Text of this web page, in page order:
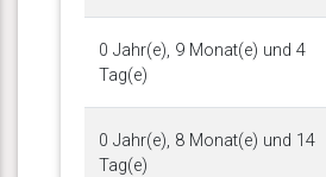
0 Jahr(e), 9 Monat(e) und 4
Tag(e)
0 Jahr(e), 8 Monat(e) und 14
Tag(e)